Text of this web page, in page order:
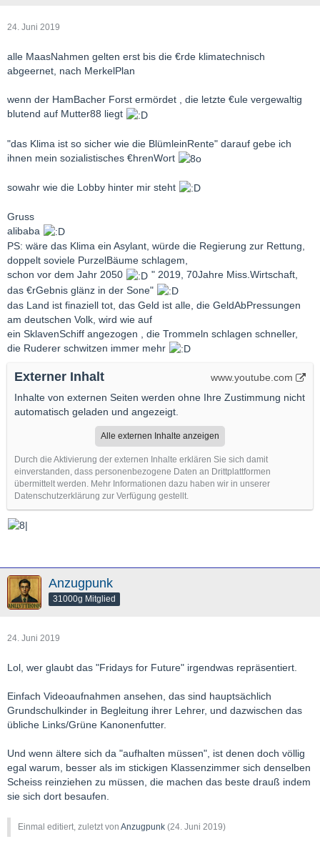
24. Juni 2019
alle MaasNahmen gelten erst bis die €rde klimatechnisch
abgeernet, nach MerkelPlan
wenn der HamBacher Forst ermördet , die letzte €ule vergewaltig
blutend auf Mutter88 liegt
"das Klima ist so sicher wie die BlümleinRente" darauf gebe ich
ihnen mein sozialistisches €hrenWort
sowahr wie die Lobby hinter mir steht
Gruss
alibaba
PS: wäre das Klima ein Asylant, würde die Regierung zur Rettung,
doppelt soviele PurzelBäume schlagem,
schon vor dem Jahr 2050
" 2019, 70Jahre Miss.Wirtschaft,
das €rGebnis glänz in der Sone"
das Land ist finaziell tot, das Geld ist alle, die GeldAbPressungen
am deutschen Volk, wird wie auf
ein SklavenSchiff angezogen , die Trommeln schlagen schneller,
die Ruderer schwitzen immer mehr
Externer Inhalt
www.youtube.com
Inhalte von externen Seiten werden ohne Ihre Zustimmung nicht
automatisch geladen und angezeigt.
Alle externen Inhalte anzeigen
Durch die Aktivierung der externen Inhalte erklären Sie sich damit
einverstanden, dass personenbezogene Daten an Drittplattformen
übermittelt werden. Mehr Informationen dazu haben wir in unserer
Datenschutzerklärung zur Verfügung gestellt.
Anzugpunk
31000g Mitglied
24. Juni 2019
Lol, wer glaubt das "Fridays for Future" irgendwas repräsentiert.
Einfach Videoaufnahmen ansehen, das sind hauptsächlich
Grundschulkinder in Begleitung ihrer Lehrer, und dazwischen das
übliche Links/Grüne Kanonenfutter.
Und wenn ältere sich da "aufhalten müssen", ist denen doch völlig
egal warum, besser als im stickigen Klassenzimmer sich denselben
Scheiss reinziehen zu müssen, die machen das beste drauß indem
sie sich dort besaufen.
Einmal editiert, zuletzt von Anzugpunk (24. Juni 2019)